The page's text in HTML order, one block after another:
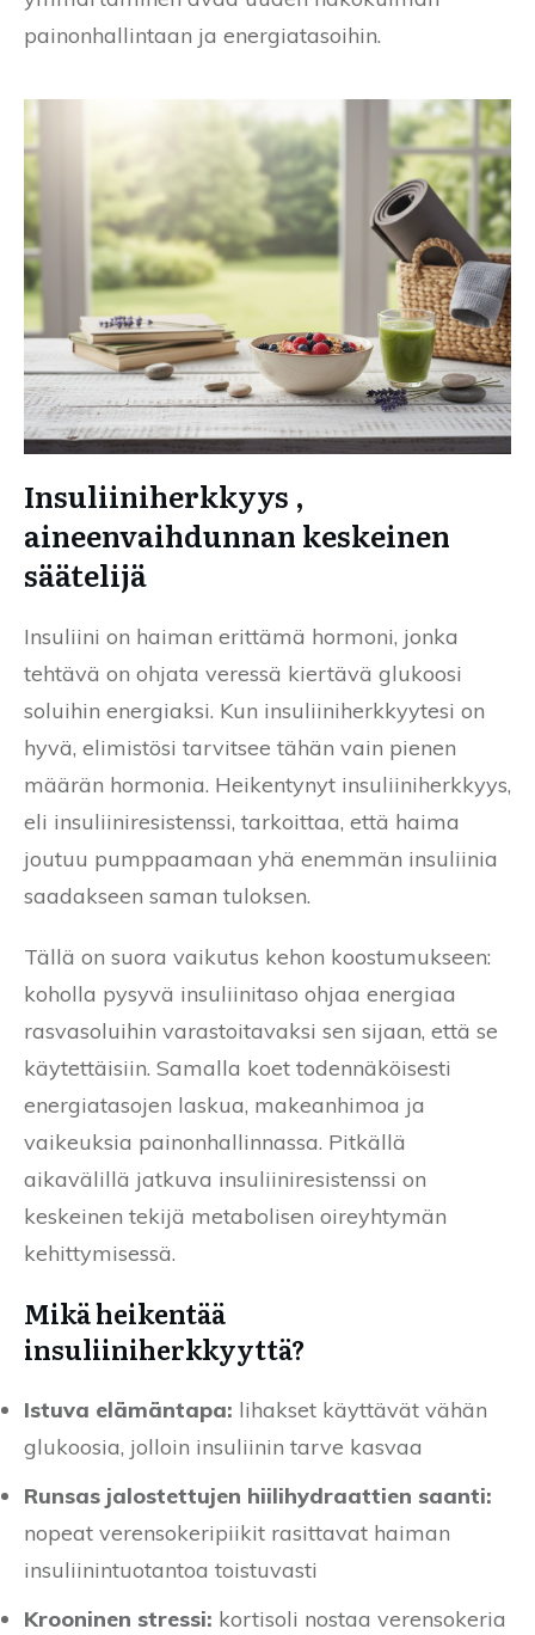
painonhallintaan ja energiatasoihin.
Insuliiniherkkyys ,
aineenvaihdunnan keskeinen
säätelijä
Insuliini on haiman erittämä hormoni, jonka
tehtävä on ohjata veressä kiertävä glukoosi
soluihin energiaksi. Kun insuliiniherkkyytesi on
hyvä, elimistösi tarvitsee tähän vain pienen
määrän hormonia. Heikentynyt insuliiniherkkyys,
eli insuliiniresistenssi, tarkoittaa, että haima
joutuu pumppaamaan yhä enemmän insuliinia
saadakseen saman tuloksen.
Tällä on suora vaikutus kehon koostumukseen:
koholla pysyvä insuliinitaso ohjaa energiaa
rasvasoluihin varastoitavaksi sen sijaan, että se
käytettäisiin. Samalla koet todennäköisesti
energiatasojen laskua, makeanhimoa ja
vaikeuksia painonhallinnassa. Pitkällä
aikavälillä jatkuva insuliiniresistenssi on
keskeinen tekijä metabolisen oireyhtymän
kehittymisessä.
Mikä heikentää
insuliiniherkkyyttä?
Istuva elämäntapa: lihakset käyttävät vähän
glukoosia, jolloin insuliinin tarve kasvaa
Runsas jalostettujen hiilihydraattien saanti:
nopeat verensokeripiikit rasittavat haiman
insuliinintuotantoa toistuvasti
Krooninen stressi: kortisoli nostaa verensokeria